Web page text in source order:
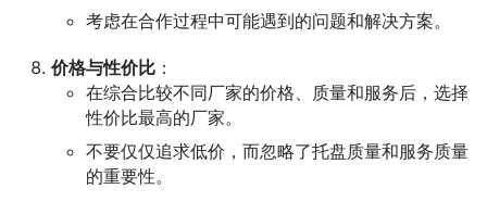
考虑在合作过程中可能遇到的问题和解决方案。
价格与性价比 ：
在综合比较不同厂家的价格、质量和服务后，选择
性价比最高的厂家。
不要仅仅追求低价，而忽略了托盘质量和服务质量
的重要性。